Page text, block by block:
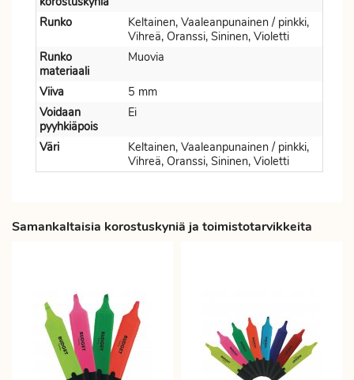
Runko
Keltainen, Vaaleanpunainen / pinkki,
Vihreä, Oranssi, Sininen, Violetti
Runko
materiaali
Muovia
Viiva
5 mm
Voidaan
pyyhkiäpois
Ei
Väri
Keltainen, Vaaleanpunainen / pinkki,
Vihreä, Oranssi, Sininen, Violetti
Samankaltaisia korostuskyniä ja toimistotarvikkeita